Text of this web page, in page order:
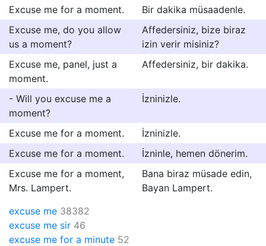
Excuse me for a moment.
Bir dakika müsaadenle.
Excuse me, do you allow
us a moment?
Affedersiniz, bize biraz
izin verir misiniz?
Excuse me, panel, just a
moment.
Affedersiniz, bir dakika.
- Will you excuse me a
moment?
İzninizle.
Excuse me for a moment.
İzninizle.
Excuse me for a moment.
İzninle, hemen dönerim.
Excuse me for a moment,
Mrs. Lampert.
Bana biraz müsade edin,
Bayan Lampert.
excuse me 38382
excuse me sir 46
excuse me for a minute 52